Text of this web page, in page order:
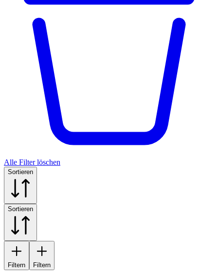
Alle Filter löschen
Sortieren
Sortieren
Filtern Filtern